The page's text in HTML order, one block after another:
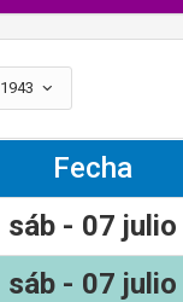
1943
Fecha
sáb - 07 julio
sáb - 07 julio